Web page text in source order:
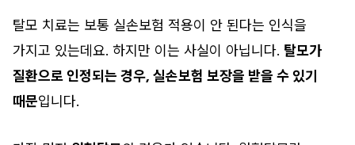
탈모 치료는 보통 실손보험 적용이 안 된다는 인식을
가지고 있는데요. 하지만 이는 사실이 아닙니다. 탈모가
질환으로 인정되는 경우, 실손보험 보장을 받을 수 있기
때문입니다.